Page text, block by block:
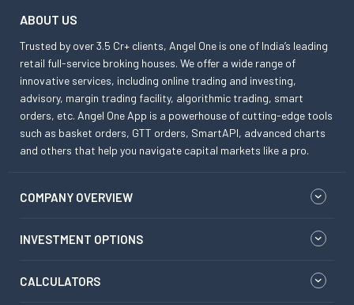
ABOUT US
Trusted by over 3.5 Cr+ clients, Angel One is one of India’s leading
retail full-service broking houses. We offer a wide range of
innovative services, including online trading and investing,
advisory, margin trading facility, algorithmic trading, smart
orders, etc. Angel One App is a powerhouse of cutting-edge tools
such as basket orders, GTT orders, SmartAPI, advanced charts
and others that help you navigate capital markets like a pro.
COMPANY OVERVIEW
INVESTMENT OPTIONS
CALCULATORS